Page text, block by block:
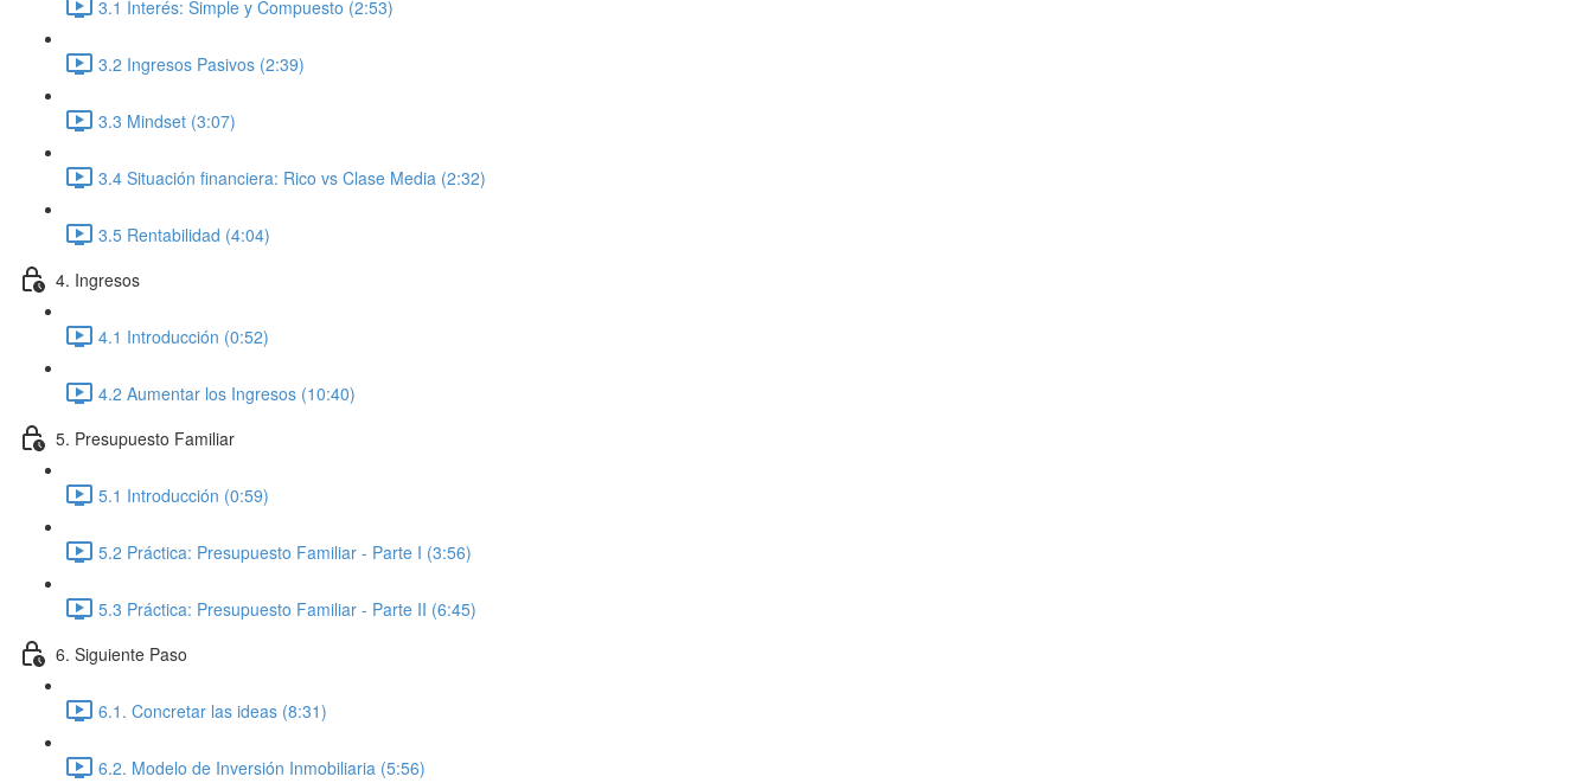
3.1 Interés: Simple y Compuesto (2:53)
3.2 Ingresos Pasivos (2:39)
3.3 Mindset (3:07)
3.4 Situación financiera: Rico vs Clase Media (2:32)
3.5 Rentabilidad (4:04)
4. Ingresos
4.1 Introducción (0:52)
4.2 Aumentar los Ingresos (10:40)
5. Presupuesto Familiar
5.1 Introducción (0:59)
5.2 Práctica: Presupuesto Familiar - Parte I (3:56)
5.3 Práctica: Presupuesto Familiar - Parte II (6:45)
6. Siguiente Paso
6.1. Concretar las ideas (8:31)
6.2. Modelo de Inversión Inmobiliaria (5:56)